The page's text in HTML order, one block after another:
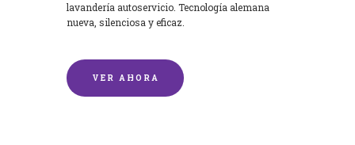
lavandería autoservicio. Tecnología alemana
nueva, silenciosa y eficaz.
VER AHORA